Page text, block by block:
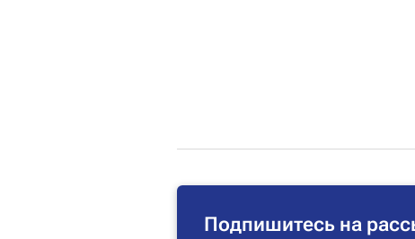
Подпишитесь на